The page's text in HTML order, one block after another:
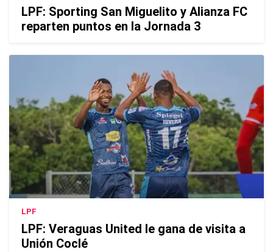
LPF: Sporting San Miguelito y Alianza FC
reparten puntos en la Jornada 3
LPF
LPF: Veraguas United le gana de visita a
Unión Coclé